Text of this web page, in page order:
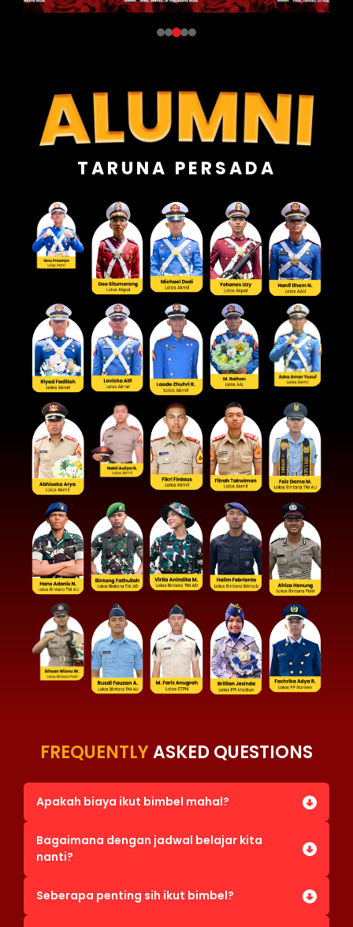
TARUNA PERSADA
FREQUENTLYASKED QUESTIONS
Apakah biaya ikut bimbel mahal?
Bagaimana dengan jadwal belajar kita
nanti?
Seberapa penting sih ikut bimbel?